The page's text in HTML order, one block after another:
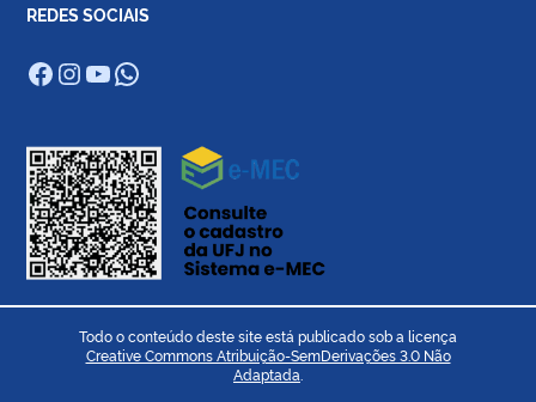
REDES SOCIAIS
Facebook
Instagram
Youtube
WhatsApp
Todo o conteúdo deste site está publicado sob a licença
Creative Commons Atribuição-SemDerivações 3.0 Não
Adaptada.